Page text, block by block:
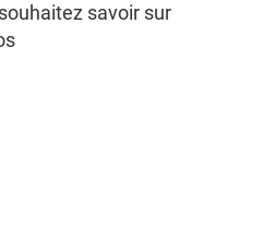
savoir sur